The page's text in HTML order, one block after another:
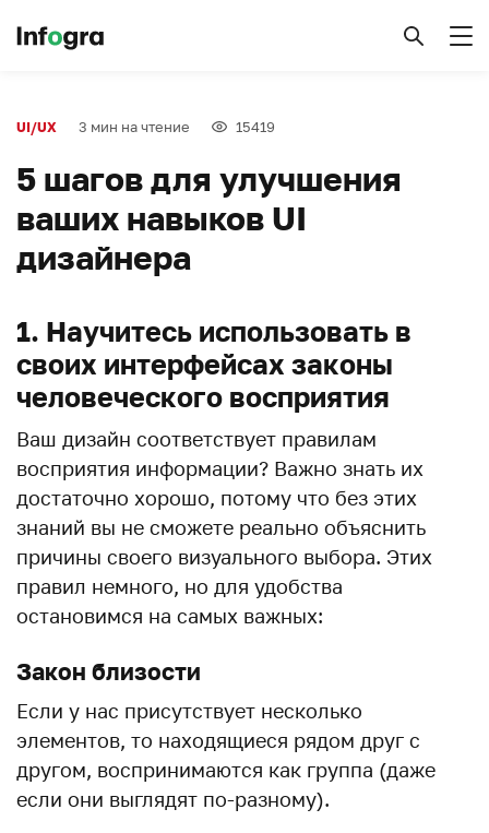
UI/UX 3 мин на чтение 15419
5 шагов для улучшения
ваших навыков UI
дизайнера
1. Научитесь использовать в
своих интерфейсах законы
человеческого восприятия
Ваш дизайн соответствует правилам
восприятия информации? Важно знать их
достаточно хорошо, потому что без этих
знаний вы не сможете реально объяснить
причины своего визуального выбора. Этих
правил немного, но для удобства
остановимся на самых важных:
Закон близости
Если у нас присутствует несколько
элементов, то находящиеся рядом друг с
другом, воспринимаются как группа (даже
если они выглядят по-разному).